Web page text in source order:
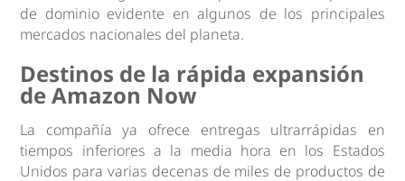
de dominio evidente en algunos de los principales
mercados nacionales del planeta.
Destinos de la rápida expansión
de Amazon Now
La compañía ya ofrece entregas ultrarrápidas en
tiempos inferiores a la media hora en los Estados
Unidos para varias decenas de miles de productos de